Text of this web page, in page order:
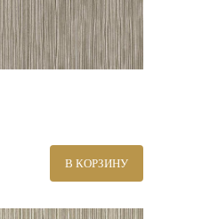
В КОРЗИНУ